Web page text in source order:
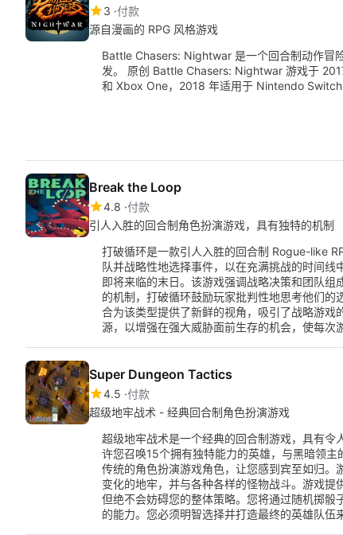
3 付款
源自漫画的 RPG 风格游戏
Battle Chasers: Nightwar 是一个回合制动作冒
发。 原创 Battle Chasers: Nightwar 游戏于
和 Xbox One，2018 年适用于 Nintendo
Break the Loop
4.8 付款
引人入胜的回合制角色扮演游戏，具有独特的机制
打破循环是一款引人入胜的回合制 Rogue-like
队并战略性地选择事件，以在充满挑战的时间
即将来临的末日。该游戏强调战略决策和团队
的机制，打破循环鼓励玩家批判性地思考他们
合为该类型提供了新鲜的视角，吸引了战略游
源，以增强在强大威胁面前生存的机会，使每次
Super Dungeon Tactics
4.5 付款
超级地牢战术 - 经典回合制角色扮演游戏
超级地牢战术是一个经典的回合制游戏，具有
许您召唤15个拥有独特能力的英雄，与黑暗领
传统的角色扮演游戏角色，让您感到宾至如归
变化的地牢，并与各种各样的怪物战斗。游戏提
但绝不会妨碍您的整体策略。您将通过随机掷
的能力。您必须明智选择并打造最终的英雄队伍